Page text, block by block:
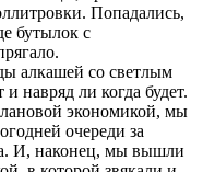
Попадались,
бутылок с
алкашей со светлым
навряд ли когда будет.
экономикой, мы
очереди за
И, наконец, мы вышли